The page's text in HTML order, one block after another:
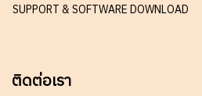
SUPPORT & SOFTWARE DOWNLOAD
ติดต่อเรา